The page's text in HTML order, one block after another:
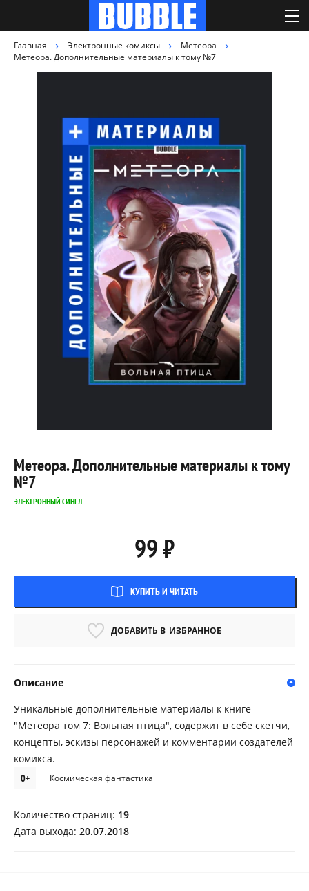
Главная Электронные комиксы
Метеора
Метеора. Дополнительные материалы к тому №7
Метеора. Дополнительные материалы к тому
№7
ЭЛЕКТРОННЫЙ СИНГЛ
99 ₽
КУПИТЬ И ЧИТАТЬ
ДОБАВИТЬ В ИЗБРАННОЕ
Описание
Уникальные дополнительные материалы к книге
"Метеора том 7: Вольная птица", содержит в себе скетчи,
концепты, эскизы персонажей и комментарии создателей
комикса.
0+ Космическая фантастика
Количество страниц: 19
Дата выхода: 20.07.2018